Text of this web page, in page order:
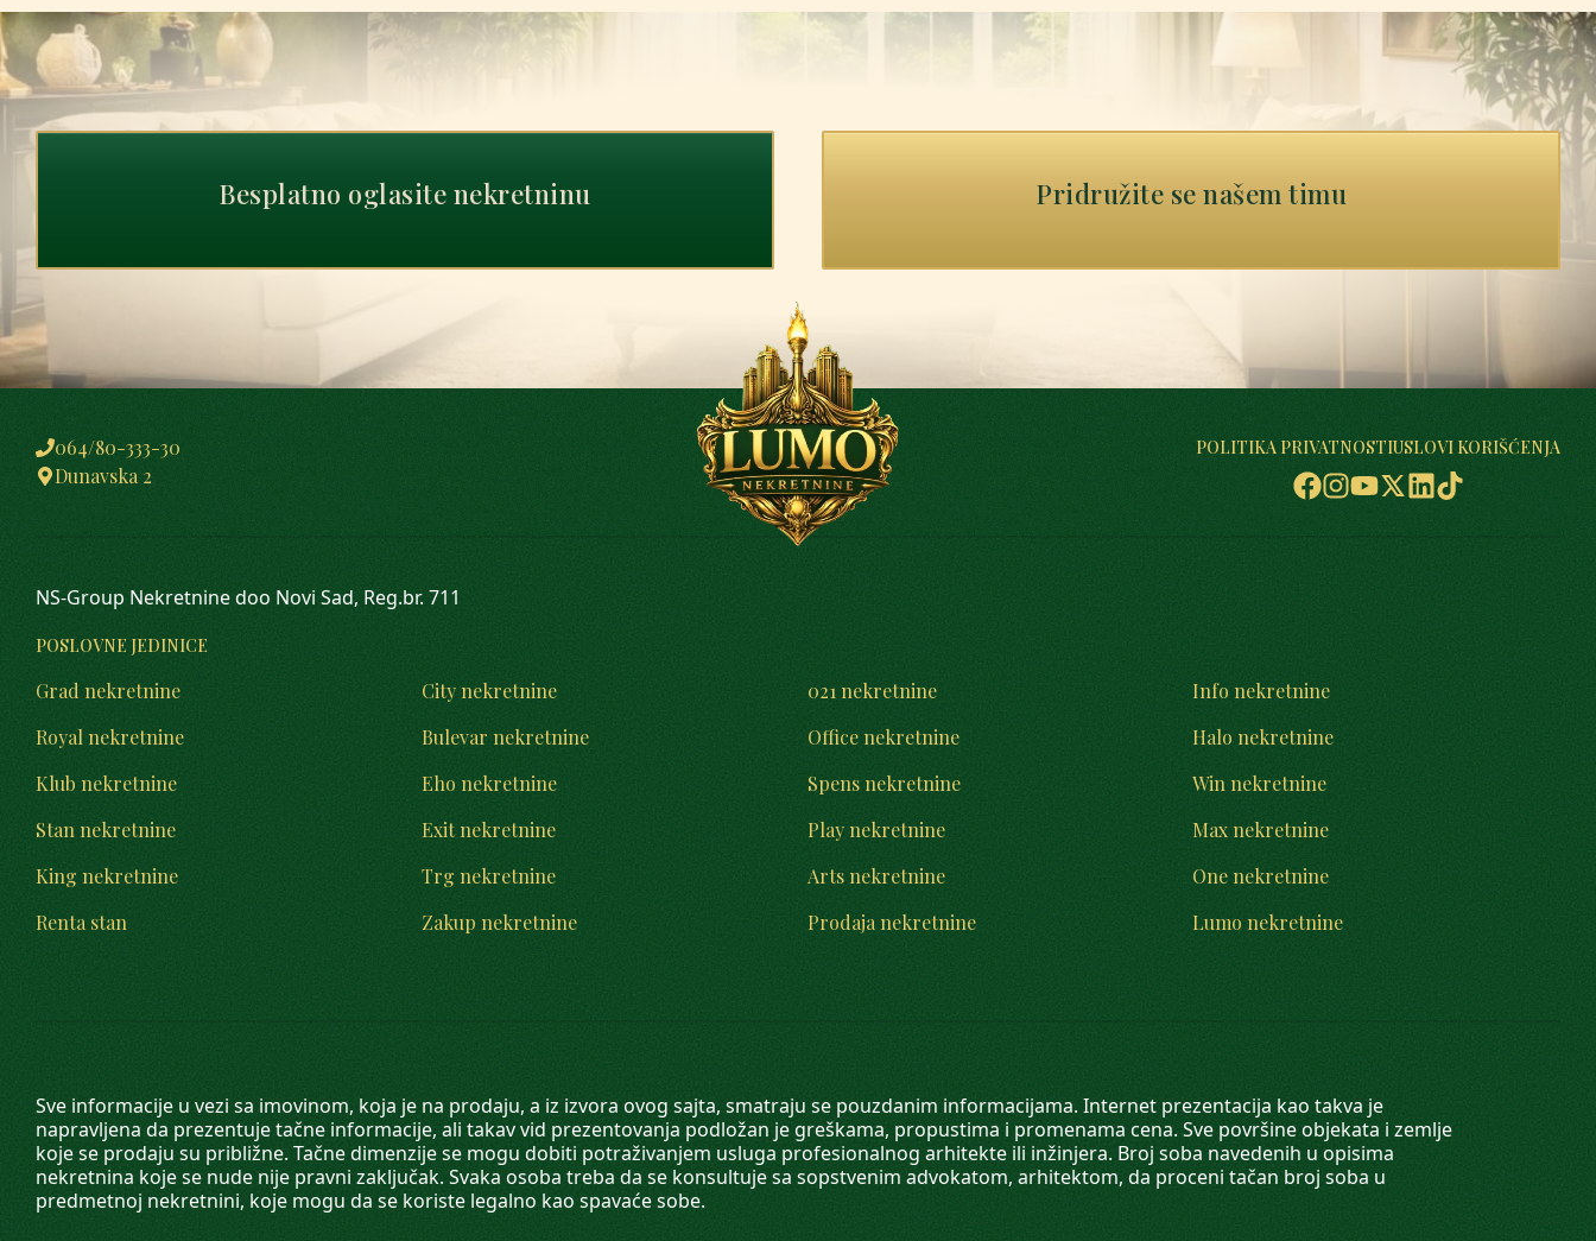
Besplatno oglasite nekretninu Pridružite se našem timu
064/80-333-30
Dunavska 2
POLITIKA PRIVATNOSTIUSLOVI KORIŠĆENJA
Sve informacije u vezi sa imovinom, koja je na prodaju, a iz izvora ovog sajta, smatraju se pouzdanim informacijama. Internet prezentacija kao takva je
napravljena da prezentuje tačne informacije, ali takav vid prezentovanja podložan je greškama, propustima i promenama cena. Sve površine objekata i zemlje
koje se prodaju su približne. Tačne dimenzije se mogu dobiti potraživanjem usluga profesionalnog arhitekte ili inžinjera. Broj soba navedenih u opisima
nekretnina koje se nude nije pravni zaključak. Svaka osoba treba da se konsultuje sa sopstvenim advokatom, arhitektom, da proceni tačan broj soba u
predmetnoj nekretnini, koje mogu da se koriste legalno kao spavaće sobe.
NS-Group Nekretnine doo Novi Sad, Reg.br. 711
POSLOVNE JEDINICE
Grad nekretnine City nekretnine 021 nekretnine
Info nekretnine
Royal nekretnine
Bulevar nekretnine Office nekretnine
Halo nekretnine
Klub nekretnine
Eho nekretnine Spens nekretnine
Win nekretnine
Stan nekretnine
Exit nekretnine Play nekretnine
Max nekretnine
King nekretnine
Trg nekretnine Arts nekretnine
One nekretnine
Renta stan
Zakup nekretnine Prodaja nekretnine Lumo nekretnine